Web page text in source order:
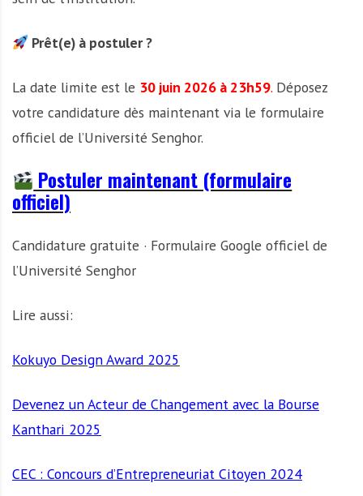
Prêt(e) à postuler ?
La date limite est le 30 juin 2026 à 23h59. Déposez
votre candidature dès maintenant via le formulaire
officiel de l’Université Senghor.
Postuler maintenant (formulaire
officiel)
Candidature gratuite · Formulaire Google officiel de
l’Université Senghor
Lire aussi:
Kokuyo Design Award 2025
Devenez un Acteur de Changement avec la Bourse
Kanthari 2025
CEC : Concours d’Entrepreneuriat Citoyen 2024